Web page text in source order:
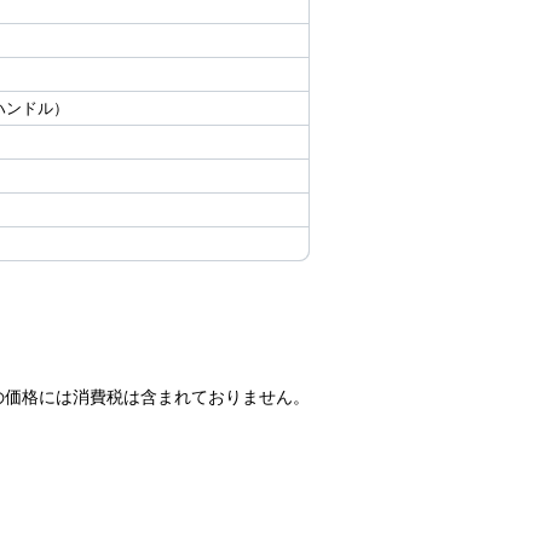
ドル）
格には消費税は含まれておりません。